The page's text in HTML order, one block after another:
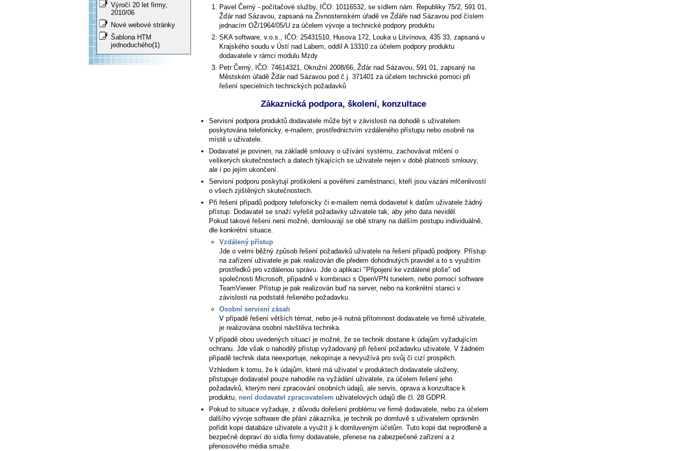
Výročí 20 let firmy,
2010/06
Nové webové stránky
Šablona HTM
jednoduchého(1)
Pavel Černý - počítačové služby, IČO: 10116532, se sídlem nám. Republiky 75/2, 591 01,
Žďár nad Sázavou, zapsaná na Živnostenském úřadě ve Žďáře nad Sázavou pod číslem
jednacím OŽ/1964/05/U za účelem vývoje a technické podpory produktu
SKA software, v.o.s., IČO: 25431510, Husova 172, Louka u Litvínova, 435 33, zapsaná u
Krajského soudu v Ústí nad Labem, oddíl A 13310 za účelem podpory produktu
dodavatele v rámci modulu Mzdy
Petr Černý, IČO: 74614321, Okružní 2008/66, Žďár nad Sázavou, 591 01, zapsaný na
Městském úřadě Žďár nad Sázavou pod č.j. 371401 za účelem technické pomoci při
řešení specielních technických požadavků
Zákaznická podpora, školení, konzultace
Servisní podpora produktů dodavatele může být v závislosti na dohodě s uživatelem
poskytována telefonicky, e-mailem, prostřednictvím vzdáleného přístupu nebo osobně na
místě u uživatele.
Dodavatel je povinen, na základě smlouvy o užívání systému, zachovávat mlčení o
veškerých skutečnostech a datech týkajících se uživatele nejen v době platnosti smlouvy,
ale i po jejím ukončení.
Servisní podporu poskytují proškolení a pověření zaměstnanci, kteří jsou vázáni mlčenlivostí
o všech zjištěných skutečnostech.
Při řešení případů podpory telefonicky či e-mailem nemá dodavetel k datům uživatele žádný
přístup. Dodavatel se snaží vyřešit požadavky uživatele tak, aby jeho data neviděl.
Pokud takové řešení není možné, domlouvají se obě strany na dalším postupu individuálně,
dle konkrétní situace.
Vzdálený přístup
Jde o velmi běžný způsob řešení požadavků uživatele na řešení případů podpory. Přístup
na zařízení uživatele je pak realizován dle předem dohodnutých pravidel a to s využitím
prostředků pro vzdálenou správu. Jde o aplikaci "Připojení ke vzdálené ploše" od
společnosti Microsoft, případně v kombinaci s OpenVPN tunelem, nebo pomocí software
TeamViewer. Přístup je pak realizován buď na server, nebo na konkrétní stanici v
závislosti na podstatě řešeného požadavku.
Osobní servisní zásah
V případě řešení větších témat, nebo je-li nutná přítomnost dodavatele ve firmě uživatele,
je realizována osobní návštěva technika.
V případě obou uvedených situací je možné, že se technik dostane k údajům vyžadujícím
ochranu. Jde však o nahodilý přístup vyžadovaný při řešení požadavku uživatele. V žádném
případě technik data neexportuje, nekopíruje a nevyužívá pro svůj či cizí prospěch.
Vzhledem k tomu, že k údajům, které má uživatel v produktech dodavatele uloženy,
přistupuje dodavatel pouze nahodile na vyžádání uživatele, za účelem řešení jeho
požadavků, kterým není zpracování osobních údajů, ale servis, oprava a konzultace k
produktu, není dodavatel zpracovatelem uživatelových údajů dle čl. 28 GDPR.
Pokud to situace vyžaduje, z důvodu dořešení problému ve firmě dodavatele, nebo za účelem
dalšího vývoje software dle přání zákazníka, je technik po domluvě s uživatelem oprávněn
pořídit kopii databáze uživatele a využít ji k domluveným účelům. Tuto kopii dat neprodleně a
bezpečně dopraví do sídla firmy dodavatele, přenese na zabezpečené zařízení a z
přenosového média smaže.